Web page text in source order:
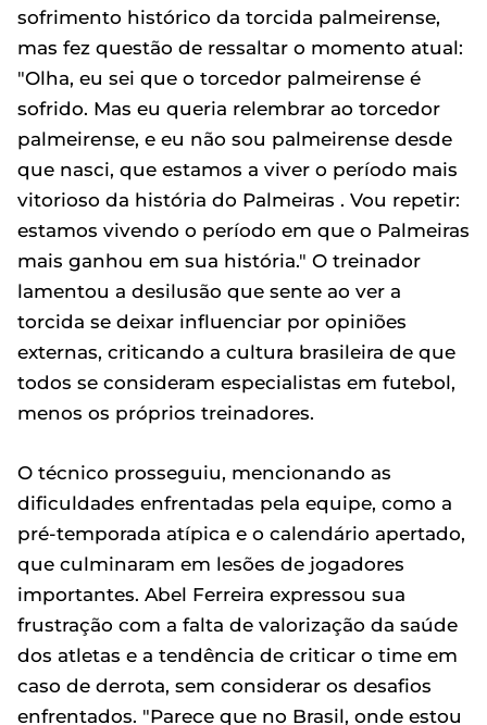
sofrimento histórico da torcida palmeirense,
mas fez questão de ressaltar o momento atual:
"Olha, eu sei que o torcedor palmeirense é
sofrido. Mas eu queria relembrar ao torcedor
palmeirense, e eu não sou palmeirense desde
que nasci, que estamos a viver o período mais
vitorioso da história do Palmeiras . Vou repetir:
estamos vivendo o período em que o Palmeiras
mais ganhou em sua história." O treinador
lamentou a desilusão que sente ao ver a
torcida se deixar influenciar por opiniões
externas, criticando a cultura brasileira de que
todos se consideram especialistas em futebol,
menos os próprios treinadores.
O técnico prosseguiu, mencionando as
dificuldades enfrentadas pela equipe, como a
pré-temporada atípica e o calendário apertado,
que culminaram em lesões de jogadores
importantes. Abel Ferreira expressou sua
frustração com a falta de valorização da saúde
dos atletas e a tendência de criticar o time em
caso de derrota, sem considerar os desafios
enfrentados. "Parece que no Brasil, onde estou